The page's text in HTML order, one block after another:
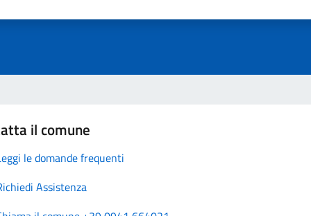
il comune
le domande frequenti
Assistenza